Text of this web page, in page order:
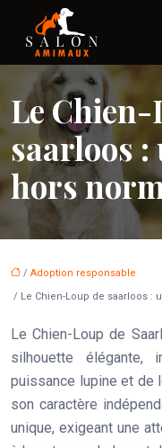
Le Chien-
saarloos :
hors
/ Adoption responsable
/ Le Chien-Loup de saarloos :
Le Chien-Loup de
silhouette élégante,
puissance lupine et de
son caractère
unique, exigeant une